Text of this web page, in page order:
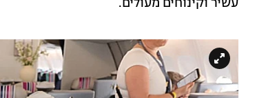
עשיר וקינוחים מעולים.